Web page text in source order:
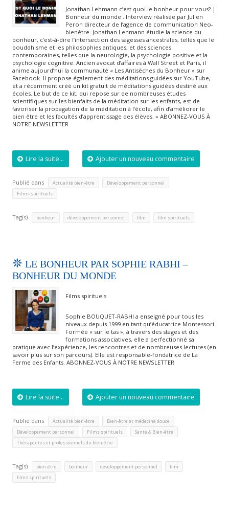
Jonathan Lehmann c’est quoi le bonheur pour vous? |
Bonheur du monde . Interview réalisée par Julien
Peron directeur de l’agence de communication Neo-
bienêtre. Jonathan Lehmann étudie la science du
bonheur, c’est-à-dire l’intersection des sagesses ancestrales, telles que le
bouddhisme et les philosophies antiques, et des sciences
contemporaines, telles que la neurologie, la psychologie positive et la
psychologie cognitive. Ancien avocat d’affaires à Wall Street et Paris, il
anime aujourd’hui la communauté « Les Antisèches du Bonheur » sur
Facebook. Il propose également des méditations guidées sur YouTube,
et a récemment créé un kit gratuit de méditations guidées destiné aux
écoles. Le but de ce kit, qui repose sur de nombreuses études
scientifiques sur les bienfaits de la méditation sur les enfants, est de
favoriser la propagation de la méditation à l’école, afin d’améliorer le
bien être et les facultés d’apprentissage des élèves. » ABONNEZ-VOUS À
NOTRE NEWSLETTER
Lire la suite... Ajouter un nouveau commentaire
Publié dans Actualité bien-être Développement personnel
Films spirituels
Tag(s) bonheur développement personnel film film spirituels
LE BONHEUR PAR SOPHIE RABHI –
BONHEUR DU MONDE
Films spirituels
Sophie BOUQUET-RABHI a enseigné pour tous les
niveaux depuis 1999 en tant qu’éducatrice Montessori.
Formée « sur le tas », à travers des stages et des
formations associatives, elle a perfectionné sa
pratique avec l’expérience, les rencontres et de nombreuses lectures (en
savoir plus sur son parcours). Elle est responsable-fondatrice de La
Ferme des Enfants. ABONNEZ-VOUS À NOTRE NEWSLETTER
Lire la suite... Ajouter un nouveau commentaire
Publié dans Actualité bien-être Bien-être et médecine douce
Développement personnel Films spirituels Santé & Bien-être
Thérapeutes et professionnels du bien-être
Tag(s) bien-être bonheur développement personnel film
films spirituels